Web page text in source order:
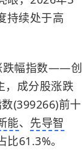
持续处于高
跌幅指数——创
，成分股涨跌
(399266)前十
能、 先导智
61.3%。